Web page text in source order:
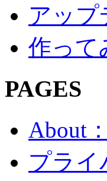
アップ
作って
PAGES
About
プライ